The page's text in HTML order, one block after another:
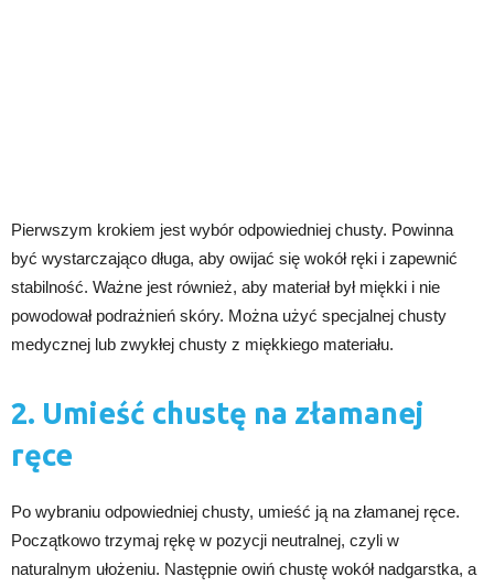
Pierwszym krokiem jest wybór odpowiedniej chusty. Powinna
być wystarczająco długa, aby owijać się wokół ręki i zapewnić
stabilność. Ważne jest również, aby materiał był miękki i nie
powodował podrażnień skóry. Można użyć specjalnej chusty
medycznej lub zwykłej chusty z miękkiego materiału.
2. Umieść chustę na złamanej
ręce
Po wybraniu odpowiedniej chusty, umieść ją na złamanej ręce.
Początkowo trzymaj rękę w pozycji neutralnej, czyli w
naturalnym ułożeniu. Następnie owiń chustę wokół nadgarstka, a